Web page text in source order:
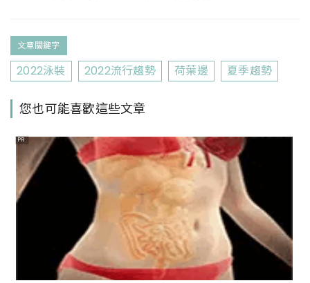
文章關鍵字
2022泳裝 2022流行趨勢 荷葉邊 夏季趨勢
您也可能喜歡這些文章
PR